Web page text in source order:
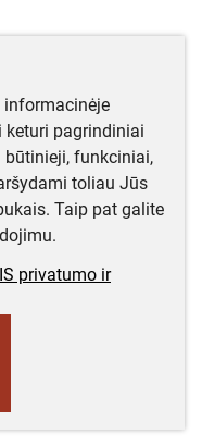
informacinėje
keturi pagrindiniai
būtinieji, funkciniai,
toliau Jūs
Taip pat galite
privatumo ir